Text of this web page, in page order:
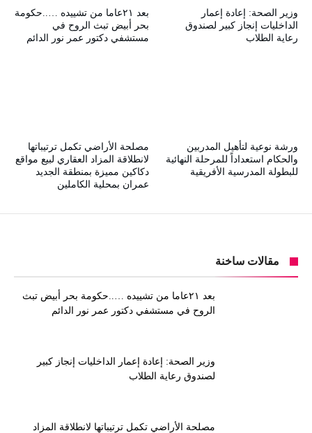
بعد ٢١عاما من تشييده …..حكومة
بحر أبيض تبث الروح في
مستشفي دكتور عمر نور الدائم
وزير الصحة: إعادة إعمار
الداخليات إنجاز كبير لصندوق
رعاية الطلاب
مصلحة الأراضي تكمل ترتيباتها
لانطلاقة المزاد العقاري لبيع مواقع
دكاكين مميزة بمنطقة الجديد
عمران بمحلية الكاملين
ورشة نوعية لتأهيل المدربين
والحكام استعداداً للمرحلة النهائية
للبطولة المدرسية الأفريقية
مقالات ساخنة
بعد ٢١عاما من تشييده …..حكومة بحر أبيض تبث
الروح في مستشفي دكتور عمر نور الدائم
وزير الصحة: إعادة إعمار الداخليات إنجاز كبير
لصندوق رعاية الطلاب
مصلحة الأراضي تكمل ترتيباتها لانطلاقة المزاد